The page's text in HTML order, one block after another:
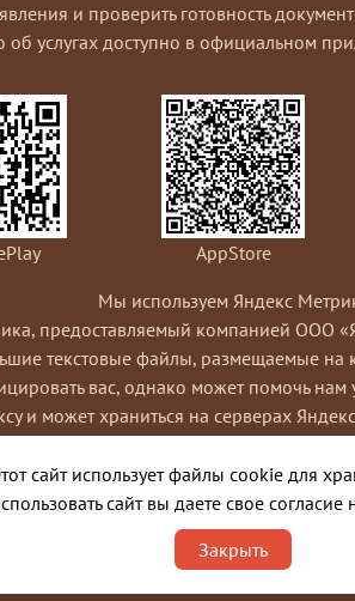
сайт использует файлы cookie для
сайт вы даете свое
Закрыть
и проверить готовность
услугах доступно в официальном
AppStore
Мы используем Яндекс
предоставляемый компанией ООО
текстовые файлы, размещаемые на
вас, однако может помочь нам
и может храниться на серверах
составления отчетов об
Условиях использования сервиса
выбрав соответствующие
повлиять на работу некоторых
порядке и целях, указанных